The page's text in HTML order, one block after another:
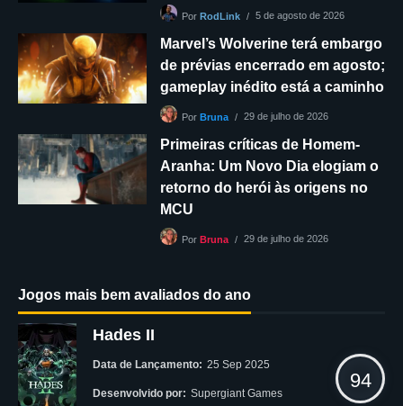
PorRodLink 5 de agosto de 2026
Marvel’s Wolverine terá embargo
de prévias encerrado em agosto;
gameplay inédito está a caminho
PorBruna 29 de julho de 2026
Primeiras críticas de Homem-
Aranha: Um Novo Dia elogiam o
retorno do herói às origens no
MCU
PorBruna 29 de julho de 2026
Jogos mais bem avaliados do ano
Hades II
Data de Lançamento: 25 Sep 2025
Desenvolvido por: Supergiant Games
94